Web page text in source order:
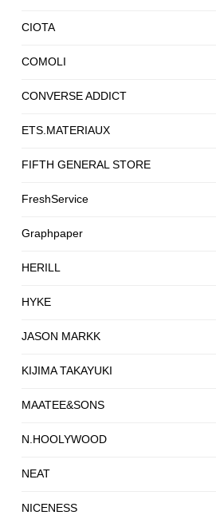
CIOTA
COMOLI
CONVERSE ADDICT
ETS.MATERIAUX
FIFTH GENERAL STORE
FreshService
Graphpaper
HERILL
HYKE
JASON MARKK
KIJIMA TAKAYUKI
MAATEE&SONS
N.HOOLYWOOD
NEAT
NICENESS